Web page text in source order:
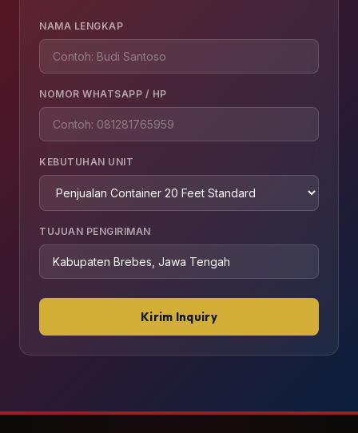
NAMA LENGKAP
NOMOR WHATSAPP / HP
KEBUTUHAN UNIT
TUJUAN PENGIRIMAN
Kirim Inquiry